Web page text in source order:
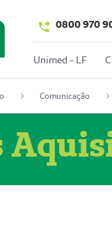
0800 970
Unimed - LF
Comunicação